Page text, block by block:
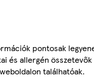
pontosak
és allergén
találhatóak.